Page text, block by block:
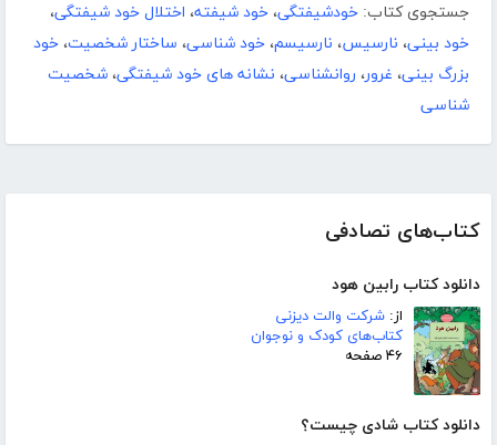
کتاب‌های تصادفی
دانلود کتاب رابین هود
از: شرکت والت دیزنی
کتاب‌های کودک و نوجوان
۴۶ صفحه
دانلود کتاب شادی چیست؟
جستجوی کتاب: خودشیفتگی، خود شیفته، اختلال خود شیفتگی،
خود بینی، نارسیس، نارسیسم، خود شناسی، ساختار شخصیت، خود
بزرگ بینی، غرور، روانشناسی، نشانه های خود شیفتگی، شخصیت
شناسی